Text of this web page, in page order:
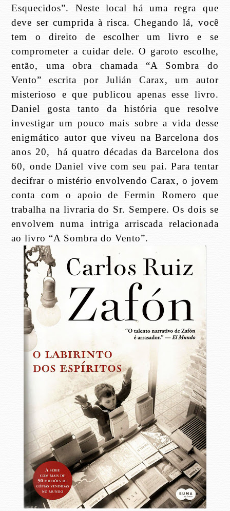
Esquecidos”. Neste local há uma regra que
deve ser cumprida à risca. Chegando lá, você
tem o direito de escolher um livro e se
comprometer a cuidar dele. O garoto escolhe,
então, uma obra chamada “A Sombra do
Vento” escrita por Julián Carax, um autor
misterioso e que publicou apenas esse livro.
Daniel gosta tanto da história que resolve
investigar um pouco mais sobre a vida desse
enigmático autor que viveu na Barcelona dos
anos 20,
há quatro décadas da Barcelona dos
60, onde Daniel vive com seu pai. Para tentar
decifrar o mistério envolvendo Carax, o jovem
conta com o apoio de Fermin Romero que
trabalha na livraria do Sr. Sempere. Os dois se
envolvem numa intriga arriscada relacionada
ao livro “A Sombra do Vento”.